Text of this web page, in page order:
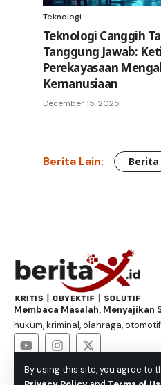
By using this site, you agree to
Teknologi
Teknologi Canggih
Tanggung Jawab:
Perekayasaan
Kemanusiaan
December 15, 2025
Berita Lain:
Membaca Masalah, Menyajikan
hukum, kriminal, olahraga,